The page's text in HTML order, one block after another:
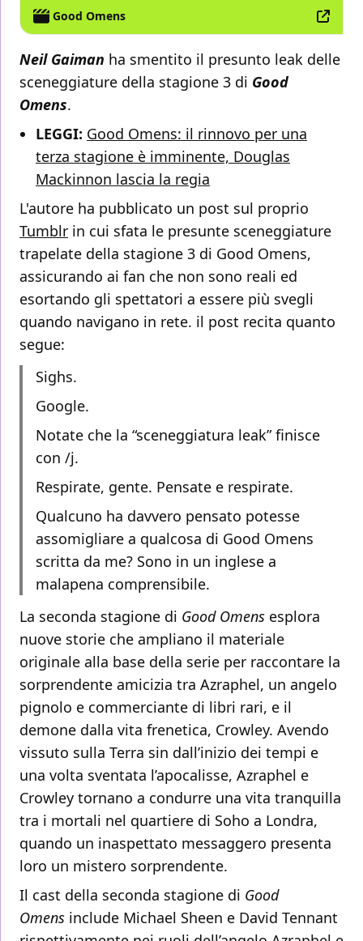
Good Omens
Neil Gaiman ha smentito il presunto leak delle
sceneggiature della stagione 3 di Good
Omens.
LEGGI: Good Omens: il rinnovo per una
terza stagione è imminente, Douglas
Mackinnon lascia la regia
L'autore ha pubblicato un post sul proprio
Tumblr in cui sfata le presunte sceneggiature
trapelate della stagione 3 di Good Omens,
assicurando ai fan che non sono reali ed
esortando gli spettatori a essere più svegli
quando navigano in rete. il post recita quanto
segue:
Sighs.
Google.
Notate che la “sceneggiatura leak” finisce
con /j.
Respirate, gente. Pensate e respirate.
Qualcuno ha davvero pensato potesse
assomigliare a qualcosa di Good Omens
scritta da me? Sono in un inglese a
malapena comprensibile.
La seconda stagione di Good Omens esplora
nuove storie che ampliano il materiale
originale alla base della serie per raccontare la
sorprendente amicizia tra Azraphel, un angelo
pignolo e commerciante di libri rari, e il
demone dalla vita frenetica, Crowley. Avendo
vissuto sulla Terra sin dall’inizio dei tempi e
una volta sventata l’apocalisse, Azraphel e
Crowley tornano a condurre una vita tranquilla
tra i mortali nel quartiere di Soho a Londra,
quando un inaspettato messaggero presenta
loro un mistero sorprendente.
Il cast della seconda stagione di Good
Omens include Michael Sheen e David Tennant